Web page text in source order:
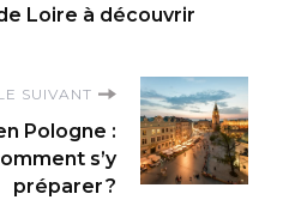
Loire à découvrir
SUIVANT
Pologne :
s’y
préparer ?